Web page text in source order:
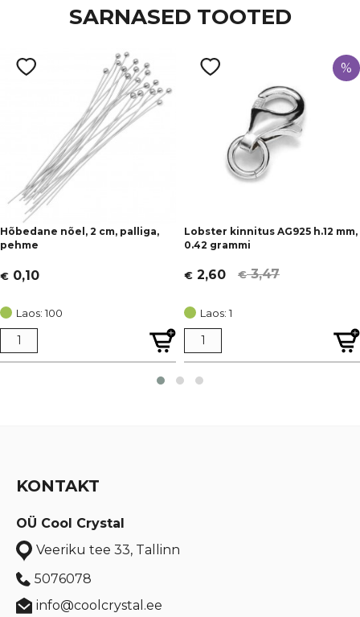
SARNASED TOOTED
Hõbedane nõel, 2 cm, palliga,
pehme
€ 0,10
Laos: 100
%
Lobster kinnitus AG925 h.12 mm,
0.42 grammi
€3,47
Algne
oli:
€ 3,47.
€ 2,60
Current
is:
€ 2,60.
Laos: 1
KONTAKT
OÜ Cool Crystal
Veeriku tee 33, Tallinn
5076078
info@coolcrystal.ee